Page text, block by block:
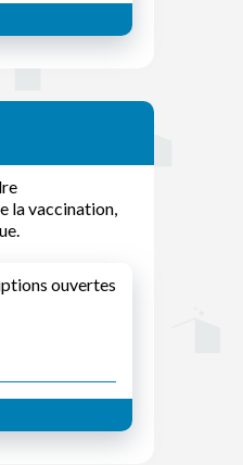
la vaccination,
ouvertes